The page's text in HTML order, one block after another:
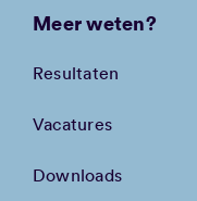
Meer weten?
Resultaten
Vacatures
Downloads